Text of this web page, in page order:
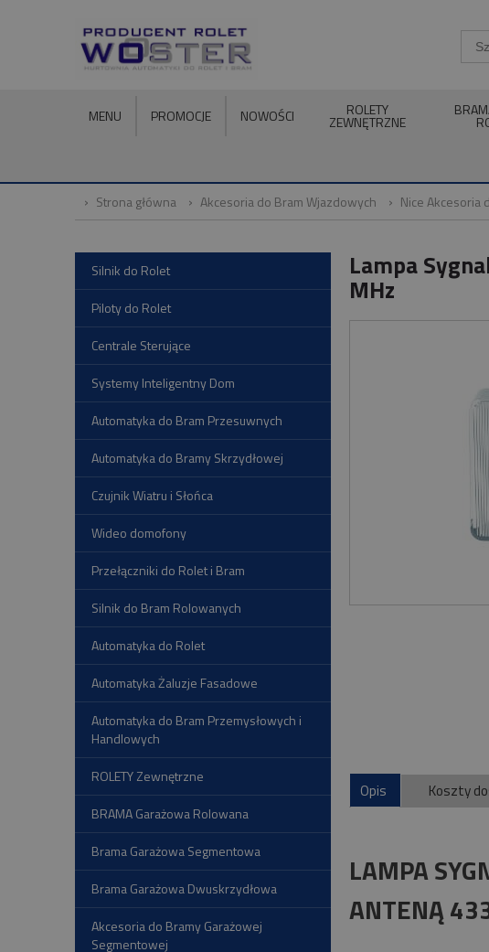
MENU PROMOCJE NOWOŚCI ROLETY
ZEWNĘTRZNE
Strona główna Akcesoria do Bram Wjazdowych Nice Akcesoria
Silnik do Rolet
Piloty do Rolet
Centrale Sterujące
Systemy Inteligentny Dom
Automatyka do Bram Przesuwnych
Automatyka do Bramy Skrzydłowej
Czujnik Wiatru i Słońca
Wideo domofony
Przełączniki do Rolet i Bram
Silnik do Bram Rolowanych
Automatyka do Rolet
Automatyka Żaluzje Fasadowe
Automatyka do Bram Przemysłowych i
Handlowych
ROLETY Zewnętrzne
BRAMA Garażowa Rolowana
Brama Garażowa Segmentowa
Brama Garażowa Dwuskrzydłowa
Akcesoria do Bramy Garażowej
Segmentowej
Lampa
MHz
Opis Koszty
LAMPA
ANTENĄ